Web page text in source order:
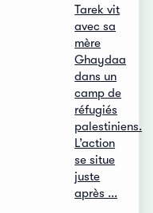
Tarek vit
avec sa
mère
Ghaydaa
dans un
camp de
réfugiés
palestiniens.
L’action
se situe
juste
après ...